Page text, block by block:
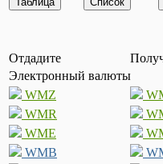
Отдадите
Электронный валюты
WMZ
WMR
WME
WMB